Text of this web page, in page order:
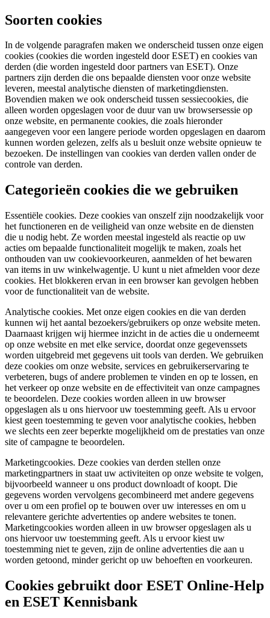
Soorten cookies
In de volgende paragrafen maken we onderscheid tussen onze eigen
cookies (cookies die worden ingesteld door ESET) en cookies van
derden (die worden ingesteld door partners van ESET). Onze
partners zijn derden die ons bepaalde diensten voor onze website
leveren, meestal analytische diensten of marketingdiensten.
Bovendien maken we ook onderscheid tussen sessiecookies, die
alleen worden opgeslagen voor de duur van uw browsersessie op
onze website, en permanente cookies, die zoals hieronder
aangegeven voor een langere periode worden opgeslagen en daarom
kunnen worden gelezen, zelfs als u besluit onze website opnieuw te
bezoeken. De instellingen van cookies van derden vallen onder de
controle van derden.
Categorieën cookies die we gebruiken
Essentiële cookies. Deze cookies van onszelf zijn noodzakelijk voor
het functioneren en de veiligheid van onze website en de diensten
die u nodig hebt. Ze worden meestal ingesteld als reactie op uw
acties om bepaalde functionaliteit mogelijk te maken, zoals het
onthouden van uw cookievoorkeuren, aanmelden of het bewaren
van items in uw winkelwagentje. U kunt u niet afmelden voor deze
cookies. Het blokkeren ervan in een browser kan gevolgen hebben
voor de functionaliteit van de website.
Analytische cookies. Met onze eigen cookies en die van derden
kunnen wij het aantal bezoekers/gebruikers op onze website meten.
Daarnaast krijgen wij hiermee inzicht in de acties die u onderneemt
op onze website en met elke service, doordat onze gegevenssets
worden uitgebreid met gegevens uit tools van derden. We gebruiken
deze cookies om onze website, services en gebruikerservaring te
verbeteren, bugs of andere problemen te vinden en op te lossen, en
het verkeer op onze website en de effectiviteit van onze campagnes
te beoordelen. Deze cookies worden alleen in uw browser
opgeslagen als u ons hiervoor uw toestemming geeft. Als u ervoor
kiest geen toestemming te geven voor analytische cookies, hebben
we slechts een zeer beperkte mogelijkheid om de prestaties van onze
site of campagne te beoordelen.
Marketingcookies. Deze cookies van derden stellen onze
marketingpartners in staat uw activiteiten op onze website te volgen,
bijvoorbeeld wanneer u ons product downloadt of koopt. Die
gegevens worden vervolgens gecombineerd met andere gegevens
over u om een profiel op te bouwen over uw interesses en om u
relevantere gerichte advertenties op andere websites te tonen.
Marketingcookies worden alleen in uw browser opgeslagen als u
ons hiervoor uw toestemming geeft. Als u ervoor kiest uw
toestemming niet te geven, zijn de online advertenties die aan u
worden getoond, minder gericht op uw behoeften en voorkeuren.
Cookies gebruikt door ESET Online-Help
en ESET Kennisbank